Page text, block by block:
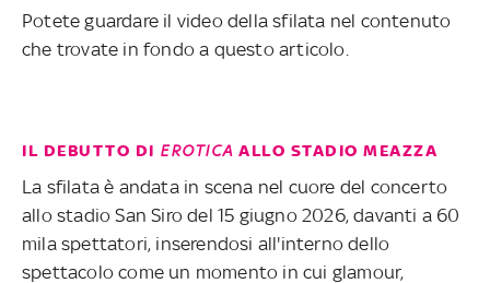
Potete guardare il video della sfilata nel contenuto
che trovate in fondo a questo articolo.
IL DEBUTTO DI EROTICA ALLO STADIO MEAZZA
La sfilata è andata in scena nel cuore del concerto
allo stadio San Siro del 15 giugno 2026, davanti a 60
mila spettatori, inserendosi all'interno dello
spettacolo come un momento in cui glamour,